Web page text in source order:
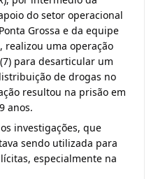
do setor operacional
Grossa e da equipe
realizou uma operação
para desarticular um
de drogas no
resultou na prisão em
anos.
investigações, que
sendo utilizada para
especialmente na